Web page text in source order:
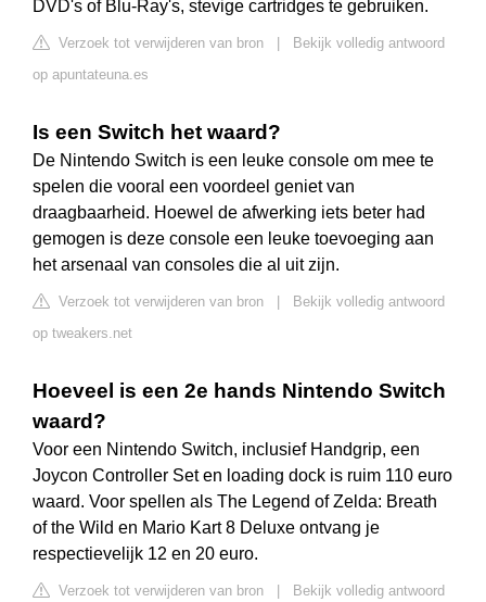
DVD's of Blu-Ray's, stevige cartridges te gebruiken.
Verzoek tot verwijderen van bron
Bekijk volledig antwoord
op apuntateuna.es
Is een Switch het waard?
De Nintendo Switch is een leuke console om mee te
spelen die vooral een voordeel geniet van
draagbaarheid. Hoewel de afwerking iets beter had
gemogen is deze console een leuke toevoeging aan
het arsenaal van consoles die al uit zijn.
Verzoek tot verwijderen van bron
Bekijk volledig antwoord
op tweakers.net
Hoeveel is een 2e hands Nintendo Switch
waard?
Voor een Nintendo Switch, inclusief Handgrip, een
Joycon Controller Set en loading dock is ruim 110 euro
waard. Voor spellen als The Legend of Zelda: Breath
of the Wild en Mario Kart 8 Deluxe ontvang je
respectievelijk 12 en 20 euro.
Verzoek tot verwijderen van bron
Bekijk volledig antwoord